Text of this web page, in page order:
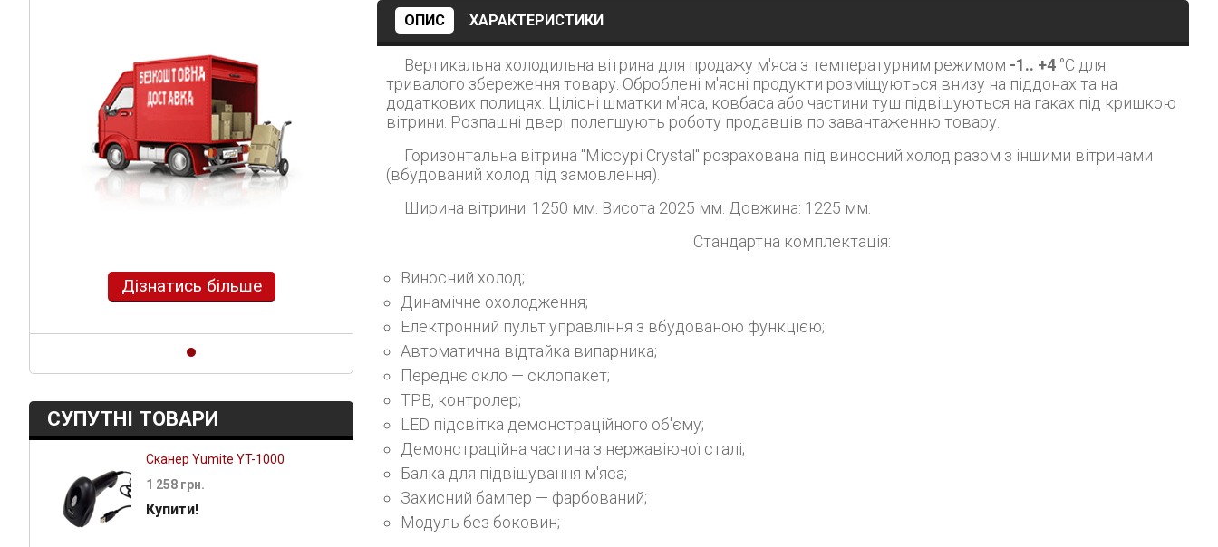
Дізнатись більше Дізнатись більше
СУПУТНІ ТОВАРИ
Сканер Yumite YT-1000
1 258 грн.
Купити!
ОПИС ХАРАКТЕРИСТИКИ
Вертикальна холодильна вітрина для продажу м'яса з температурним режимом -1.. +4°C для
тривалого збереження товару. Оброблені м'ясні продукти розміщуються внизу на піддонах та на
додаткових полицях. Цілісні шматки м'яса, ковбаса або частини туш підвішуються на гаках під кришкою
вітрини. Розпашні двері полегшують роботу продавців по завантаженню товару.
Горизонтальна вітрина "Міссурі Crystal" розрахована під виносний холод разом з іншими вітринами
(вбудований холод під замовлення).
Ширина вітрини: 1250 мм. Висота 2025 мм. Довжина: 1225 мм.
Стандартна комплектація:
Виносний холод;
Динамічне охолодження;
Електронний пульт управління з вбудованою функцією;
Автоматична відтайка випарника;
Переднє скло — склопакет;
ТРВ, контролер;
LED підсвітка демонстраційного об'єму;
Демонстраційна частина з нержавіючої сталі;
Балка для підвішування м'яса;
Захисний бампер — фарбований;
Модуль без боковин;